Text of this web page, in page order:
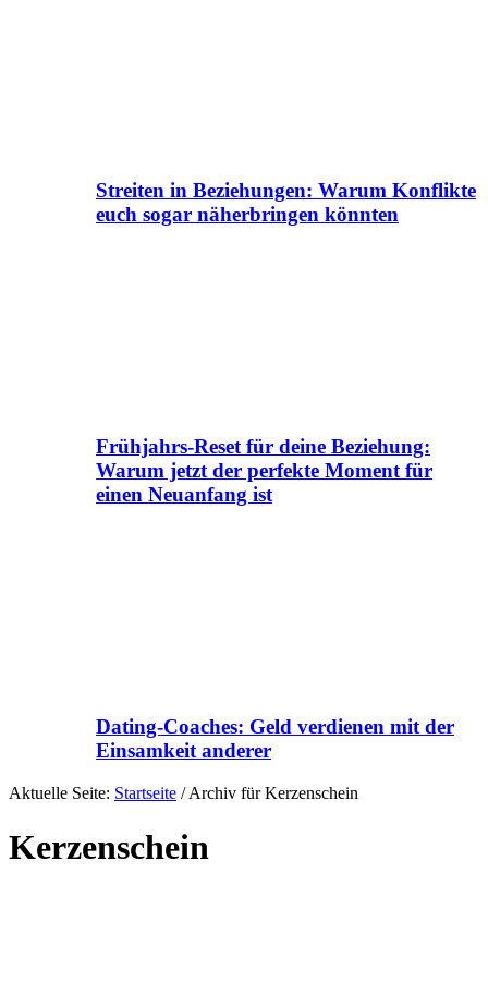
Streiten in Beziehungen: Warum Konflikte
euch sogar näherbringen könnten
Frühjahrs-Reset für deine Beziehung:
Warum jetzt der perfekte Moment für
einen Neuanfang ist
Dating-Coaches: Geld verdienen mit der
Einsamkeit anderer
Aktuelle Seite: Startseite /Archiv für Kerzenschein
Kerzenschein